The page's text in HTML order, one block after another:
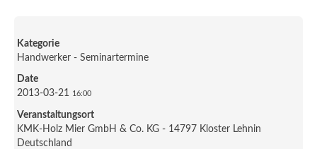
Kategorie
Handwerker - Seminartermine
Date
2013-03-21 16:00
Veranstaltungsort
KMK-Holz Mier GmbH & Co. KG - 14797 Kloster Lehnin
Deutschland